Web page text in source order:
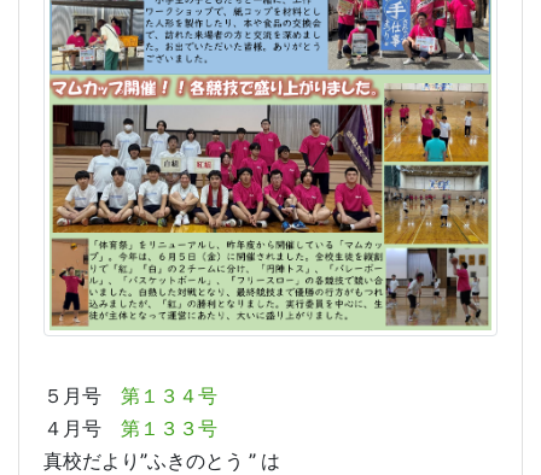
５月号 第１３４号
４月号 第１３３号
真校だより”ふきのとう ” は